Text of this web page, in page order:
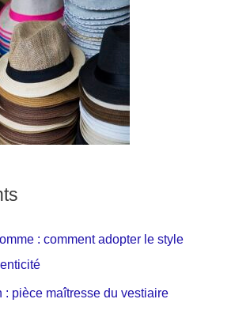
: comment adopter le style
: pièce maîtresse du vestiaire